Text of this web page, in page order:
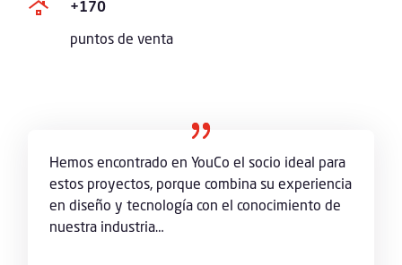
+170
puntos de venta
Hemos encontrado en YouCo el socio ideal para
estos proyectos, porque combina su experiencia
en diseño y tecnología con el conocimiento de
nuestra industria…